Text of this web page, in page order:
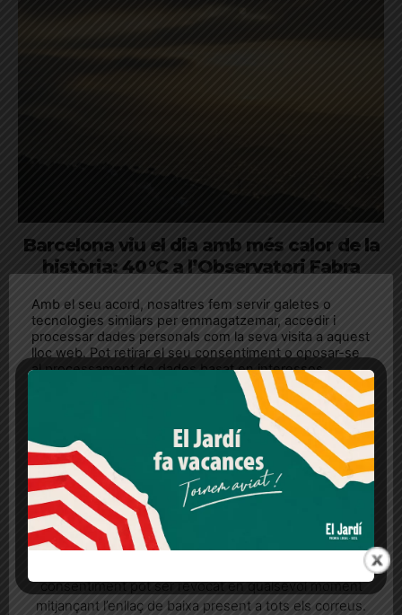
Barcelona viu el dia amb més calor de la
història: 40 °C a l’Observatori Fabra
Feia 42 anys, des del 6 de juliol del 1982, que el termòmetre no
marcava una temperatura tant alta a la capital catalana
Sara Jaurrieta, escollida primera
Amb el seu acord, nosaltres fem servir galetes o
tecnologies similars per emmagatzemar, accedir i
processar dades personals com la seva visita a aquest
lloc web. Pot retirar el seu consentiment o oposar-se
al processament de dades basat en interessos
legítims en qualsevol moment fent clic a "Ajustos de
cookies" o a la nostra Política de privacitat en aquest
lloc web. Si cliques "acceptar" dones el teu
Més informació Acceptar Rebutjar tot
Quan l’usuari crea un compte al Diari el Jardí, dona el
seu consentiment explícit per rebre comunicacions
consentiment pot ser revocat en qualsevol moment
mitjançant l’enllaç de baixa present a tots els correus.